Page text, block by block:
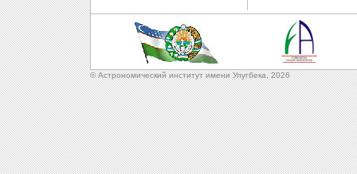
© Астрономический институт имени Улугбека,2026